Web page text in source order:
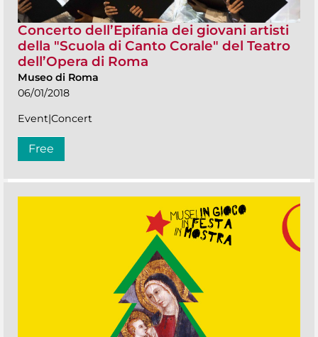
Concerto dell’Epifania dei giovani artisti
della "Scuola di Canto Corale" del Teatro
dell’Opera di Roma
Museo di Roma
06/01/2018
Event|Concert
Free